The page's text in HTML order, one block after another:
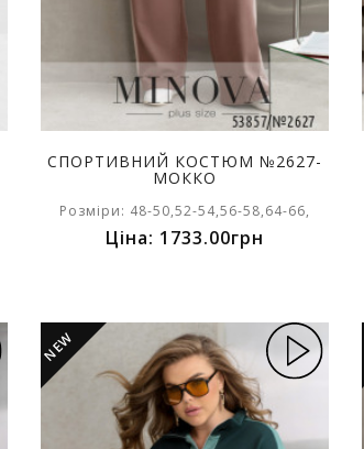
СПОРТИВНИЙ КОСТЮМ №2627-
МОККО
Розміри: 48-50,52-54,56-58,64-66,
Ціна: 1733.00грн
NEW